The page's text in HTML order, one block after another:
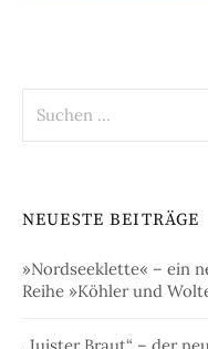
nach:
NEUESTE BEITRÄGE
»Nordseeklette« – ein
Reihe »Köhler und